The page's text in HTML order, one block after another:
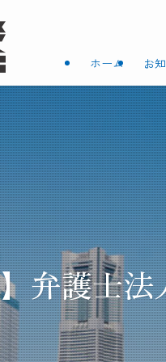
ホーム お
弁護士